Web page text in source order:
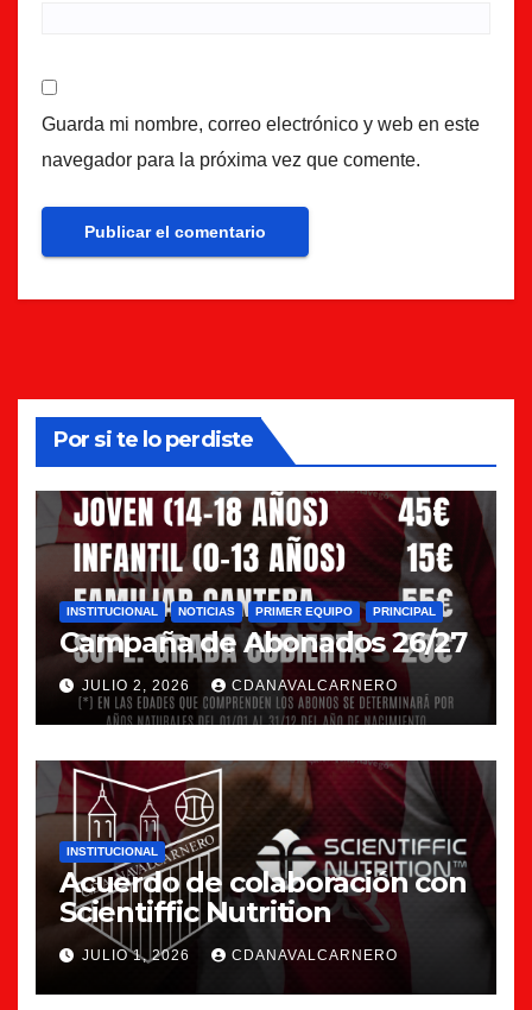
Guarda mi nombre, correo electrónico y web en este
navegador para la próxima vez que comente.
Por si te lo perdiste
INSTITUCIONAL NOTICIAS PRIMER EQUIPO PRINCIPAL
Campaña de Abonados 26/27
JULIO 2, 2026 CDANAVALCARNERO
INSTITUCIONAL
Acuerdo de colaboración con
Scientiffic Nutrition
JULIO 1, 2026 CDANAVALCARNERO